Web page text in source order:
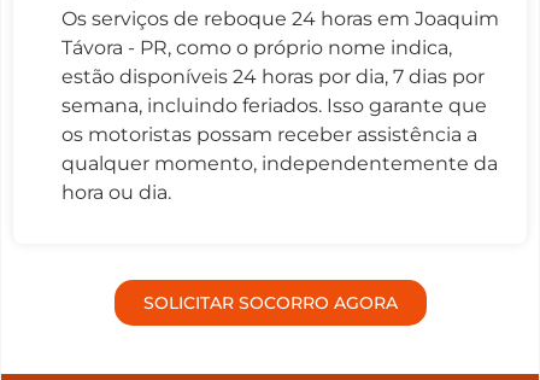
Os serviços de reboque 24 horas em Joaquim
Távora - PR, como o próprio nome indica,
estão disponíveis 24 horas por dia, 7 dias por
semana, incluindo feriados. Isso garante que
os motoristas possam receber assistência a
qualquer momento, independentemente da
hora ou dia.
SOLICITAR SOCORRO AGORA